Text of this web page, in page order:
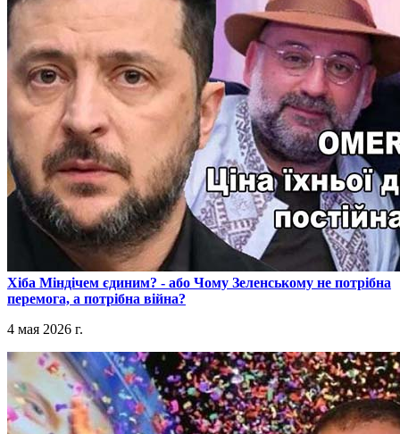
​Хіба Міндічем єдиним? - або Чому Зеленському не потрібна
перемога, а потрібна війна?
4 мая 2026 г.